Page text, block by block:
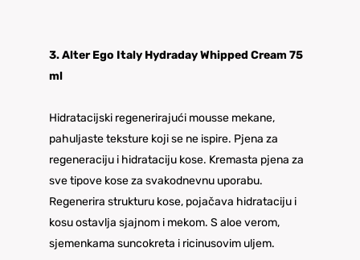
3. Alter Ego Italy Hydraday Whipped Cream 75
ml
Hidratacijski regenerirajući mousse mekane,
pahuljaste teksture koji se ne ispire. Pjena za
regeneraciju i hidrataciju kose. Kremasta pjena za
sve tipove kose za svakodnevnu uporabu.
Regenerira strukturu kose, pojačava hidrataciju i
kosu ostavlja sjajnom i mekom. S aloe verom,
sjemenkama suncokreta i ricinusovim uljem.